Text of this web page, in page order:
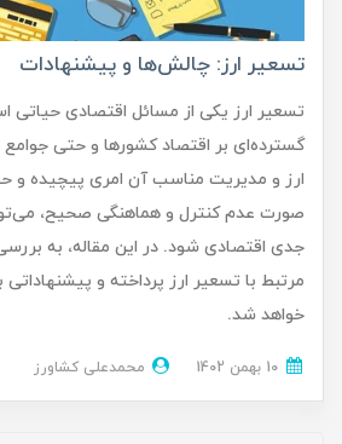
تسعیر ارز: چالش‌ها و پیشنهادات
تسعیر ارز یکی از مسائل اقتصادی حیاتی
گسترده‌ای بر اقتصاد کشورها و حتی جوامع
ارز و مدیریت مناسب آن امری پیچیده
صورت عدم کنترل و هماهنگی صحیح،
جدی اقتصادی شود. در این مقاله، به
مرتبط با تسعیر ارز پرداخته و پیشنهاداتی
خواهد شد.
محمدعلی کشاورز